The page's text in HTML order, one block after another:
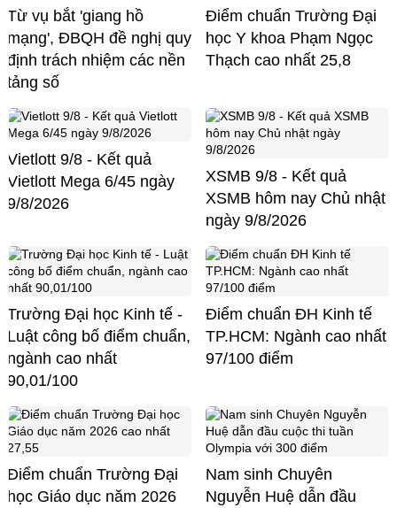
Từ vụ bắt 'giang hồ
mạng', ĐBQH đề nghị quy
định trách nhiệm các nền
tảng số
Điểm chuẩn Trường Đại
học Y khoa Phạm Ngọc
Thạch cao nhất 25,8
Vietlott 9/8 - Kết quả
Vietlott Mega 6/45 ngày
9/8/2026
XSMB 9/8 - Kết quả
XSMB hôm nay Chủ nhật
ngày 9/8/2026
Trường Đại học Kinh tế -
Luật công bố điểm chuẩn,
ngành cao nhất
90,01/100
Điểm chuẩn ĐH Kinh tế
TP.HCM: Ngành cao nhất
97/100 điểm
Điểm chuẩn Trường Đại
học Giáo dục năm 2026
Nam sinh Chuyên
Nguyễn Huệ dẫn đầu